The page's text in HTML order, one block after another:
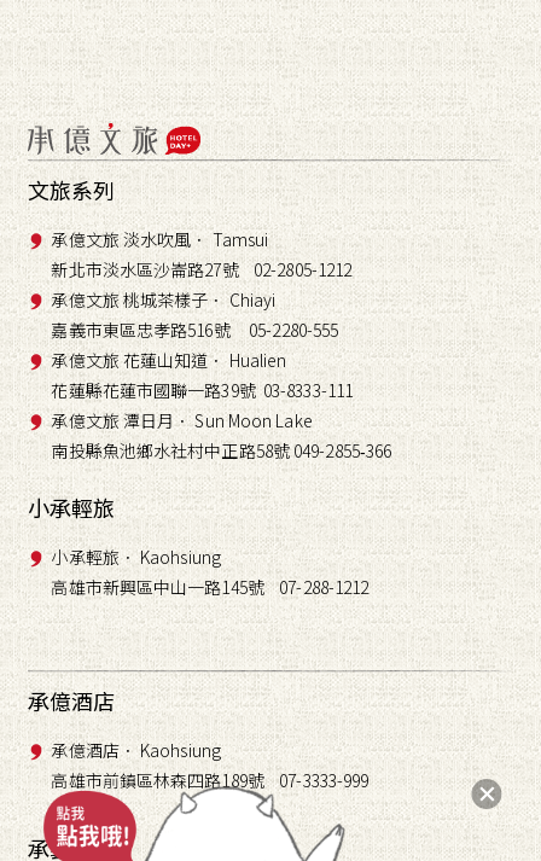
文旅系列
承億文旅 淡水吹風． Tamsui
新北市淡水區沙崙路27號 02-2805-1212
承億文旅 桃城茶樣子． Chiayi
嘉義市東區忠孝路516號 05-2280-555
承億文旅 花蓮山知道． Hualien
花蓮縣花蓮市國聯一路39號 03-8333-111
承億文旅 潭日月． Sun Moon Lake
南投縣魚池鄉水社村中正路58號 049-2855-366
小承輕旅
小承輕旅． Kaohsiung
高雄市新興區中山一路145號 07-288-1212
承億酒店
承億酒店． Kaohsiung
高雄市前鎮區林森四路189號 07-3333-999
承藝術